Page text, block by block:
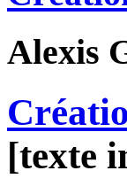
Alexis
[texte